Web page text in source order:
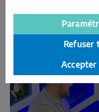
Refuser
Accepter